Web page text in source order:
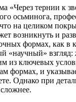
«Через тернии к
осьминога,
на целиком
возникнуть и
формах, как в
«научный» взгляд:
из ключевых
формах, и
Однако при